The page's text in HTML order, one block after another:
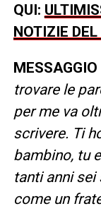
QUI:
NOTIZIE DEL
MESSAGGIO
trovare le
per me va
scrivere. Ti
bambino, tu
tanti anni
come un